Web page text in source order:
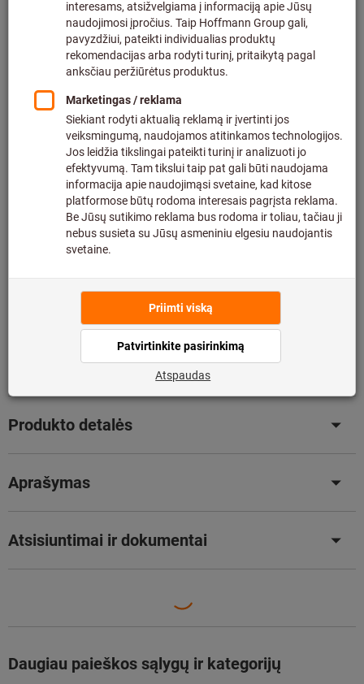
M4 M5 M6 M8 M10
Ar norite užsisakyti daugiau nei vieną prekę?
Įdėti į prekių krepšelį
83 vnt. yra sandėlyje
Pridėti į pageidavimų sąrašą Dalintis produktu
Pasiūlymai
Produkto detalės
Aprašymas
Atsisiuntimai ir dokumentai
Daugiau paieškos sąlygų ir kategorijų